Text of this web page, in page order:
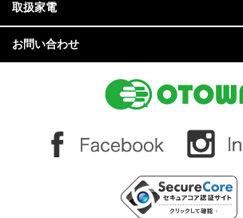
取扱家電
お問い合わせ